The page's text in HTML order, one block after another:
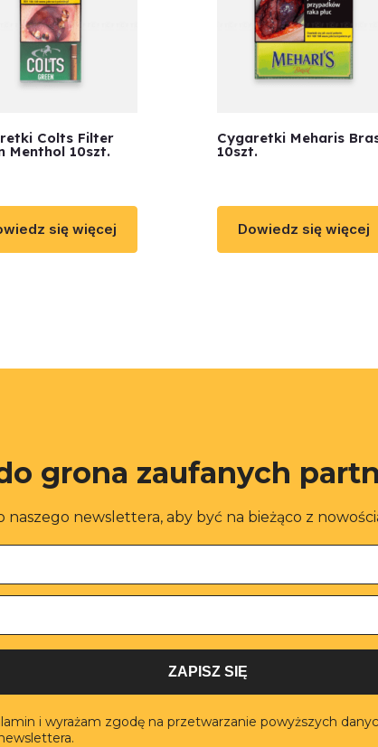
Colts Filter
Menthol 10szt.
się więcej
Cygaretki Meharis
10szt.
Dowiedz się więcej
grona zaufanych
naszego newslettera, aby być na bieżąco z
ZAPISZ SIĘ
i wyrażam zgodę na przetwarzanie powyższych